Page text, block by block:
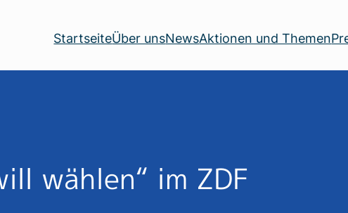
StartseiteÜber unsNewsAktionen und Themen
wählen“ im ZDF